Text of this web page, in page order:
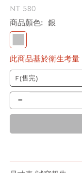
NT 580
商品顏色: 銀
此商品基於衛生考量
-